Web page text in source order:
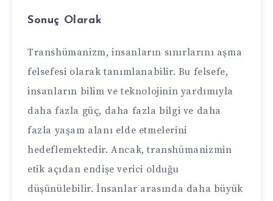
Sonuç Olarak
Transhümanizm, insanların sınırlarını aşma
felsefesi olarak tanımlanabilir. Bu felsefe,
insanların bilim ve teknolojinin yardımıyla
daha fazla güç, daha fazla bilgi ve daha
fazla yaşam alanı elde etmelerini
hedeflemektedir. Ancak, transhümanizmin
etik açıdan endişe verici olduğu
düşünülebilir. İnsanlar arasında daha büyük